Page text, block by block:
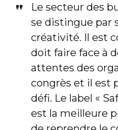
Le secteur des
se distingue par
créativité. Il est
doit faire face à
attentes des
congrès et il est
défi. Le label «
est la meilleure